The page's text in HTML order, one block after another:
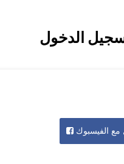
الدخول
الفيسبوك